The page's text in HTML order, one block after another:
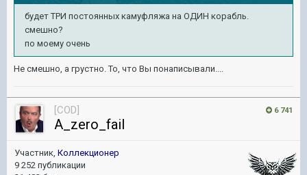
будет ТРИ постоянных камуфляжа на ОДИН корабль.
смешно?
по моему очень
Не смешно, а грустно. То, что Вы понаписывали....
6 741
[COD]
A_zero_fail
Участник, Коллекционер
9 252 публикации